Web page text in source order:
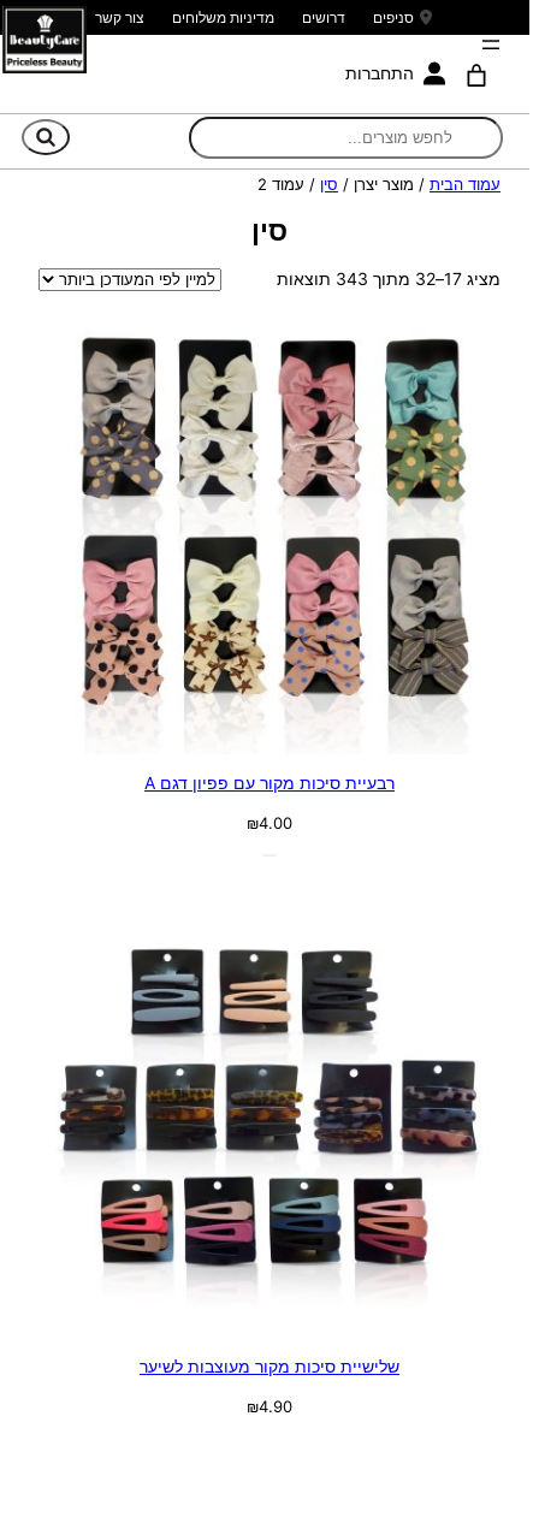
סניפים דרושים מדיניות משלוחים צור קשר
התחברות
עמוד הבית / מוצר יצרן / סין / עמוד 2
סין
מציג 17–32 מתוך 343 תוצאות
ממוין
העדכני
ביותר
רבעיית סיכות מקור עם פפיון דגם A
₪4.00
שלישיית סיכות מקור מעוצבות לשיער
₪4.90